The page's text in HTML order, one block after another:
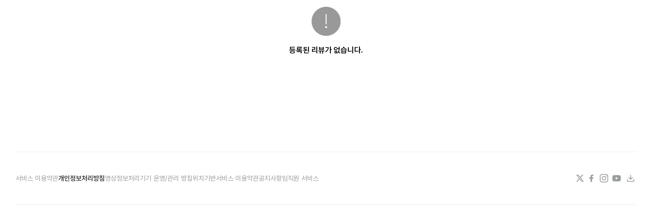
등록된 리뷰가 없습니다.
서비스 이용약관개인정보처리방침영상정보처리기기 운영/관리 방침위치기반서비스 이용약관공지사항임직원 서비스